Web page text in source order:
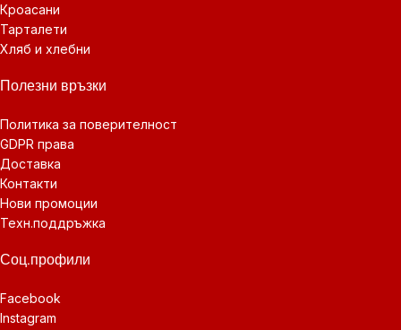
Кроасани
Тарталети
Хляб и хлебни
Полезни връзки
Политика за поверителност
GDPR права
Доставка
Контакти
Нови промоции
Техн.поддръжка
Соц.профили
Facebook
Instagram